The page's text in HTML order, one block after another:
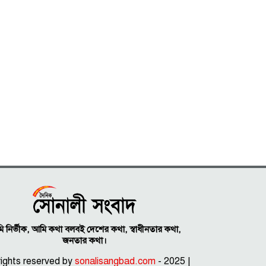
নির্ভীক, আমি কথা বলবই দেশের কথা, স্বাধীনতার কথা,
জনতার কথা।
reserved bysonalisangbad.com - 2025 |